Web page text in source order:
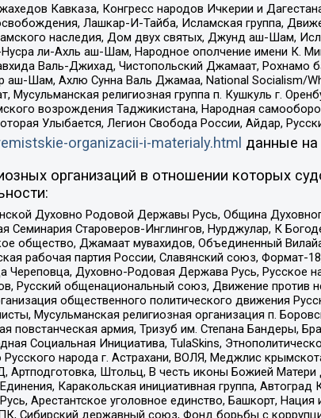
Кавказа, Конгресс народов Ичкерии и
Лашкар-И-Тайба, Исламская группа,
наследия, Дом двух святых, Джунд аш-Шам,
ли-Ахль аш-Шам, Народное ополчение имени К.
Валь-Джихад, Чистопольский Джамаат, Рохнамо
Шам, Ахлю Сунна Валь Джамаа, National Socialism/
Мусульманская религиозная группа п. Кушкуль г.
возрождения Таджикистана, Народная
Улыбается, Легион Свобода России, Айдар,
organizacii-i-materialy.html данные на
организаций в отношении которых
Духовно Родовой Державы Русь, Община
Староверов-Инглингов, Нурджулар, К
общество, Джамаат мувахидов, Объединенный
рабочая партия России, Славянский союз, Формат-
Череповца, Духовно-Родовая Держава Русь, Русское
Русский общенациональный союз, Движение против
общественного политического движения
Мусульманская религиозная организация п.
армия, Тризуб им. Степана Бандеры,
Социальная Инициатива, TulaSkins,
народа г. Астрахани, ВОЛЯ, Меджлис
Артподготовка, Штольц, В честь иконы Божией
Каракольская инициативная группа,
Арестантское уголовное единство, Башкорт,
Сибирский державный союз, Фонд борьбы с